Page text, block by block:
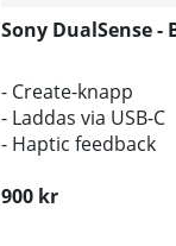
Sony DualSense -
- Create-knapp
- Laddas via USB-C
- Haptic feedback
900 kr